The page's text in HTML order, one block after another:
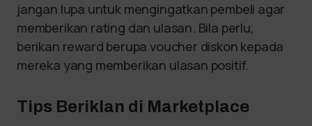
jangan lupa untuk mengingatkan pembeli agar
memberikan rating dan ulasan. Bila perlu,
berikan reward berupa voucher diskon kepada
mereka yang memberikan ulasan positif.
Tips Beriklan di Marketplace